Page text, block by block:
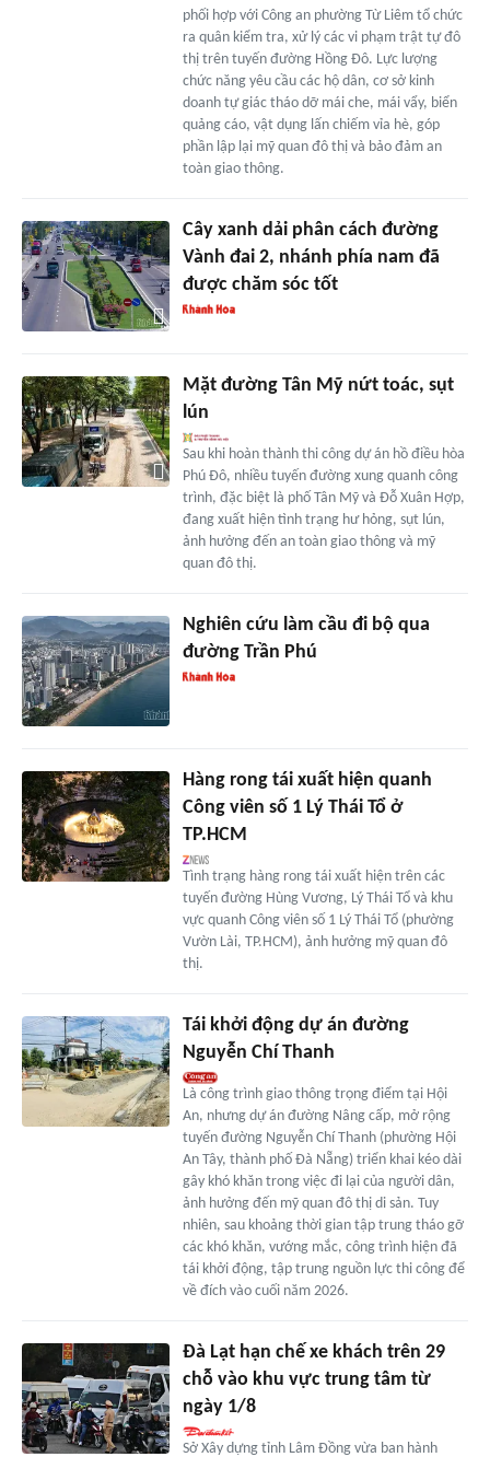
phối hợp với Công an phường Từ Liêm tổ chức
ra quân kiểm tra, xử lý các vi phạm trật tự đô
thị trên tuyến đường Hồng Đô. Lực lượng
chức năng yêu cầu các hộ dân, cơ sở kinh
doanh tự giác tháo dỡ mái che, mái vẩy, biển
quảng cáo, vật dụng lấn chiếm vỉa hè, góp
phần lập lại mỹ quan đô thị và bảo đảm an
toàn giao thông.
Cây xanh dải phân cách đường
Vành đai 2, nhánh phía nam đã
được chăm sóc tốt
Mặt đường Tân Mỹ nứt toác, sụt
lún
Sau khi hoàn thành thi công dự án hồ điều hòa
Phú Đô, nhiều tuyến đường xung quanh công
trình, đặc biệt là phố Tân Mỹ và Đỗ Xuân Hợp,
đang xuất hiện tình trạng hư hỏng, sụt lún,
ảnh hưởng đến an toàn giao thông và mỹ
quan đô thị.
Nghiên cứu làm cầu đi bộ qua
đường Trần Phú
Hàng rong tái xuất hiện quanh
Công viên số 1 Lý Thái Tổ ở
TP.HCM
Tình trạng hàng rong tái xuất hiện trên các
tuyến đường Hùng Vương, Lý Thái Tổ và khu
vực quanh Công viên số 1 Lý Thái Tổ (phường
Vườn Lài, TP.HCM), ảnh hưởng mỹ quan đô
thị.
Tái khởi động dự án đường
Nguyễn Chí Thanh
Là công trình giao thông trọng điểm tại Hội
An, nhưng dự án đường Nâng cấp, mở rộng
tuyến đường Nguyễn Chí Thanh (phường Hội
An Tây, thành phố Đà Nẵng) triển khai kéo dài
gây khó khăn trong việc đi lại của người dân,
ảnh hưởng đến mỹ quan đô thị di sản. Tuy
nhiên, sau khoảng thời gian tập trung tháo gỡ
các khó khăn, vướng mắc, công trình hiện đã
tái khởi động, tập trung nguồn lực thi công để
về đích vào cuối năm 2026.
Đà Lạt hạn chế xe khách trên 29
chỗ vào khu vực trung tâm từ
ngày 1/8
Sở Xây dựng tỉnh Lâm Đồng vừa ban hành